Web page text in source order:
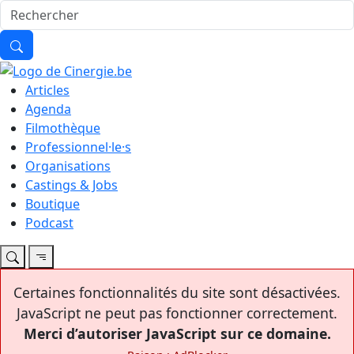
Articles
Agenda
Filmothèque
Professionnel·le·s
Organisations
Castings & Jobs
Boutique
Podcast
Certaines fonctionnalités du site sont désactivées.
JavaScript ne peut pas fonctionner correctement.
Merci d’autoriser JavaScript sur ce domaine.